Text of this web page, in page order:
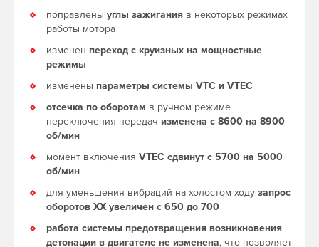
поправлены углы зажигания в некоторых режимах
работы мотора
изменен переход с круизных на мощностные
режимы
изменены параметры системы VTC и VTEC
отсечка по оборотам в ручном режиме
переключения передач изменена с 8600 на 8900
об/мин
момент включения VTEC сдвинут с 5700 на 5000
об/мин
для уменьшения вибраций на холостом ходу запрос
оборотов ХХ увеличен с 650 до 700
работа системы предотвращения возникновения
детонации в двигателе не изменена, что позволяет